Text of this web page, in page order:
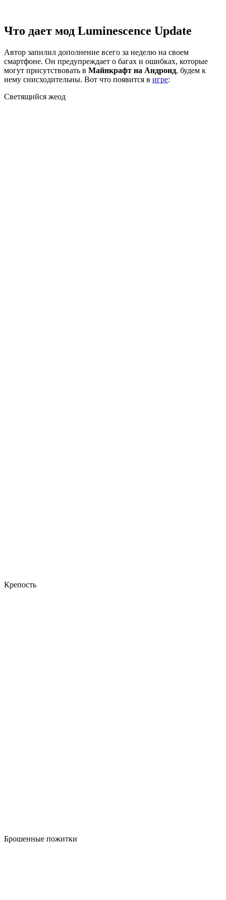
Что дает мод Luminescence Update
Автор запилил дополнение всего за неделю на своем
смартфоне. Он предупреждает о багах и ошибках, которые
могут присутствовать в Майнкрафт на Андроид, будем к
нему снисходительны. Вот что появится в игре:
Светящийся жеод
Крепость
Брошенные пожитки